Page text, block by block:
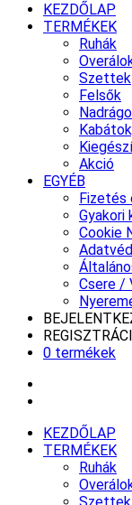
KEZDŐLAP
TERMÉKEK
Ruhák
Szettek
Felsők
Akció
EGYÉB
Fizetés
Gyakori
Cookie
Csere /
0 termékek
KEZDŐLAP
TERMÉKEK
Ruhák